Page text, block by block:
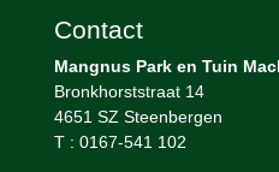
Contact
Mangnus Park en Tuin
Bronkhorststraat 14
4651 SZ Steenbergen
T : 0167-541 102